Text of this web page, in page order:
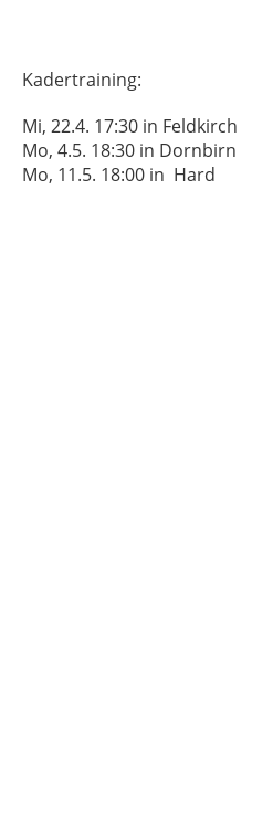
Kadertraining:
Mi, 22.4. 17:30 in Feldkirch
Mo, 4.5. 18:30 in Dornbirn
Mo, 11.5. 18:00 in Hard